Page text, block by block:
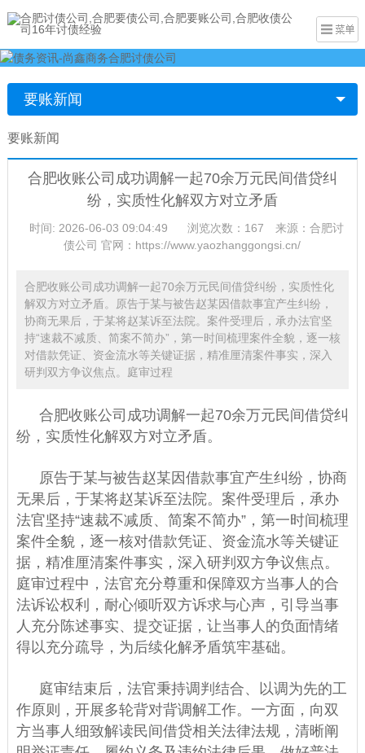
要账新闻
要账新闻
合肥收账公司成功调解一起70余万元民间借贷纠
纷，实质性化解双方对立矛盾
时间: 2026-06-03 09:04:49 浏览次数：167
来源：合肥讨
债公司 官网：https://www.yaozhanggongsi.cn/
合肥收账公司成功调解一起70余万元民间借贷纠纷，实质性化
解双方对立矛盾。原告于某与被告赵某因借款事宜产生纠纷，
协商无果后，于某将赵某诉至法院。案件受理后，承办法官坚
持“速裁不减质、简案不简办”，第一时间梳理案件全貌，逐一核
对借款凭证、资金流水等关键证据，精准厘清案件事实，深入
研判双方争议焦点。庭审过程
合肥收账公司 成功调解一起70余万元民间借贷纠
纷，实质性化解双方对立矛盾。
原告于某与被告赵某因借款事宜产生纠纷，协商
无果后，于某将赵某诉至法院。案件受理后，承办
法官坚持“速裁不减质、简案不简办”，第一时间梳理
案件全貌，逐一核对借款凭证、资金流水等关键证
据，精准厘清案件事实，深入研判双方争议焦点。
庭审过程中，法官充分尊重和保障双方当事人的合
法诉讼权利，耐心倾听双方诉求与心声，引导当事
人充分陈述事实、提交证据，让当事人的负面情绪
得以充分疏导，为后续化解矛盾筑牢基础。
庭审结束后，法官秉持调判结合、以调为先的工
作原则，开展多轮背对背调解工作。一方面，向双
方当事人细致解读民间借贷相关法律法规，清晰阐